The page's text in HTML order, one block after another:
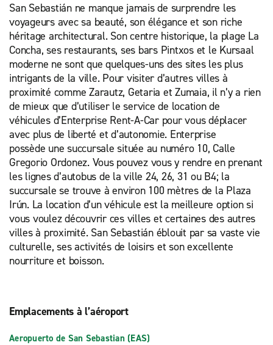
San Sebastián ne manque jamais de surprendre les
voyageurs avec sa beauté, son élégance et son riche
héritage architectural. Son centre historique, la plage La
Concha, ses restaurants, ses bars Pintxos et le Kursaal
moderne ne sont que quelques-uns des sites les plus
intrigants de la ville. Pour visiter d’autres villes à
proximité comme Zarautz, Getaria et Zumaia, il n’y a rien
de mieux que d’utiliser le service de location de
véhicules d’Enterprise Rent-A-Car pour vous déplacer
avec plus de liberté et d’autonomie. Enterprise
possède une succursale située au numéro 10, Calle
Gregorio Ordonez. Vous pouvez vous y rendre en prenant
les lignes d’autobus de la ville 24, 26, 31 ou B4; la
succursale se trouve à environ 100 mètres de la Plaza
Irún. La location d’un véhicule est la meilleure option si
vous voulez découvrir ces villes et certaines des autres
villes à proximité. San Sebastián éblouit par sa vaste vie
culturelle, ses activités de loisirs et son excellente
nourriture et boisson.
Emplacements à l’aéroport
Aeropuerto de San Sebastian (EAS)